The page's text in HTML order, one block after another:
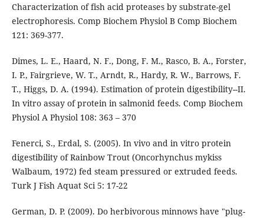
Characterization of fish acid proteases by substrate-gel
electrophoresis. Comp Biochem Physiol B Comp Biochem
121: 369-377.
Dimes, L. E., Haard, N. F., Dong, F. M., Rasco, B. A., Forster,
I. P., Fairgrieve, W. T., Arndt, R., Hardy, R. W., Barrows, F.
T., Higgs, D. A. (1994). Estimation of protein digestibility--II.
In vitro assay of protein in salmonid feeds. Comp Biochem
Physiol A Physiol 108: 363 – 370
Fenerci, S., Erdal, S. (2005). In vivo and in vitro protein
digestibility of Rainbow Trout (Oncorhynchus mykiss
Walbaum, 1972) fed steam pressured or extruded feeds.
Turk J Fish Aquat Sci 5: 17-22
German, D. P. (2009). Do herbivorous minnows have "plug-